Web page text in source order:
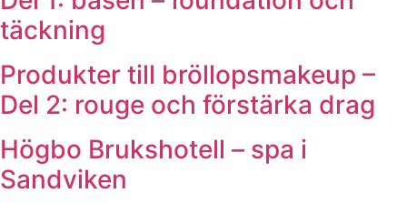
täckning
Produkter till bröllopsmakeup –
Del 2: rouge och förstärka drag
Högbo Brukshotell – spa i
Sandviken